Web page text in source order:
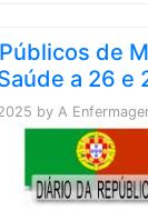
de
a 26 e
by A